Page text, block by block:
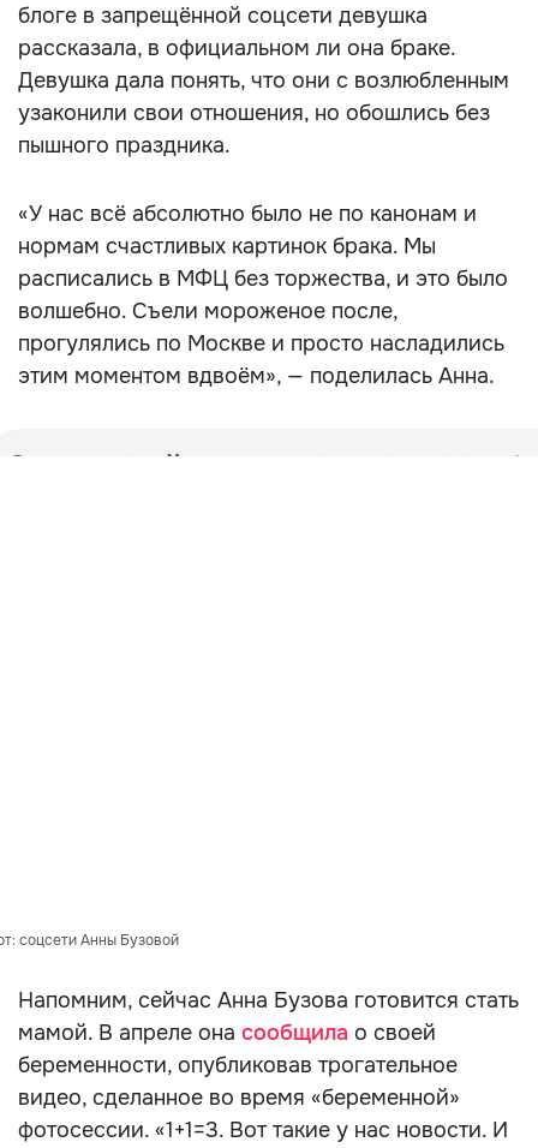
блоге в запрещённой соцсети девушка
рассказала, в официальном ли она браке.
Девушка дала понять, что они с возлюбленным
узаконили свои отношения, но обошлись без
пышного праздника.
«У нас всё абсолютно было не по канонам и
нормам счастливых картинок брака. Мы
расписались в МФЦ без торжества, и это было
волшебно. Съели мороженое после,
прогулялись по Москве и просто насладились
этим моментом вдвоём», — поделилась Анна.
соцсети Анны Бузовой
Напомним, сейчас Анна Бузова готовится стать
мамой. В апреле она сообщила о своей
беременности, опубликовав трогательное
видео, сделанное во время «беременной»
фотосессии. «1+1=3. Вот такие у нас новости. И